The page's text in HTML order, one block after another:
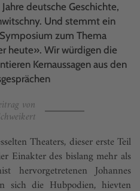
deutsche Geschichte,
Und stemmt ein
zum Thema
heute». Wir würdigen die
Kernaussagen aus den
von
Theaters, dieser erste Teil
Einakter des bislang mehr als
hervorgetretenen Johannes
sich die Hubpodien, hievten